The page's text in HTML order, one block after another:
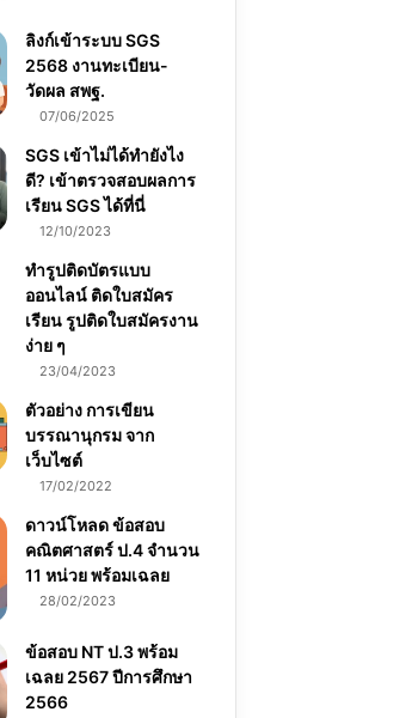
ลิงก์เข้าระบบ SGS
2568 งานทะเบียน-
วัดผล สพฐ.
07/06/2025
SGS เข้าไม่ได้ทำยังไง
ดี? เข้าตรวจสอบผลการ
เรียน SGS ได้ที่นี่
12/10/2023
ทำรูปติดบัตรแบบ
ออนไลน์ ติดใบสมัคร
เรียน รูปติดใบสมัครงาน
ง่าย ๆ
23/04/2023
ตัวอย่าง การเขียน
บรรณานุกรม จาก
เว็บไซต์
17/02/2022
ดาวน์โหลด ข้อสอบ
คณิตศาสตร์ ป.4 จำนวน
11 หน่วย พร้อมเฉลย
28/02/2023
ข้อสอบ NT ป.3 พร้อม
เฉลย 2567 ปีการศึกษา
2566